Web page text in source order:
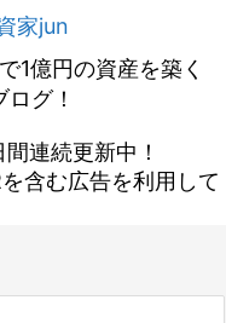
家jun
1億円の資産を築く
グ！
連続更新中！
含む広告を利用して